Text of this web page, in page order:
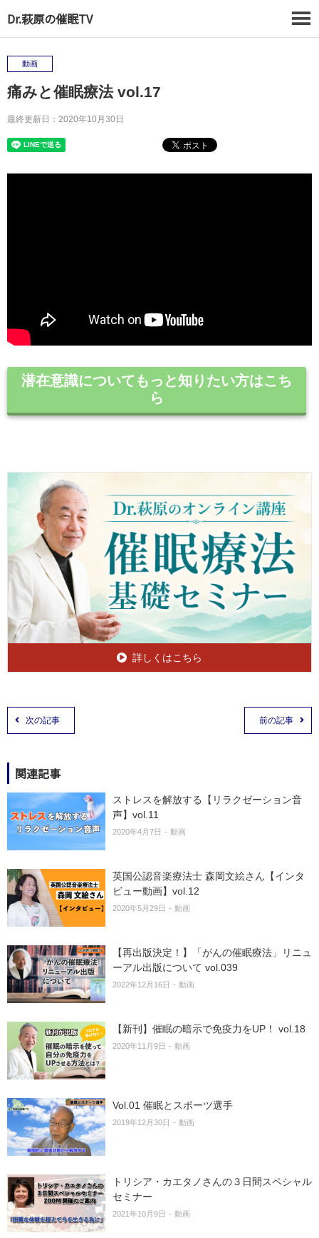
Dr.萩原の催眠TV
動画
痛みと催眠療法 vol.17
最終更新日：2020年10月30日
潜在意識についてもっと知りたい方はこち
ら
詳しくはこちら
前の記事
次の記事
関連記事
ストレスを解放する【リラクゼーション音
声】vol.11
2020年4月7日 動画
英国公認音楽療法士 森岡文絵さん【インタ
ビュー動画】vol.12
2020年5月29日 動画
【再出版決定！】「がんの催眠療法」リニュ
ーアル出版について vol.039
2022年12月16日 動画
【新刊】催眠の暗示で免疫力をUP！ vol.18
2020年11月9日 動画
Vol.01 催眠とスポーツ選手
2019年12月30日 動画
トリシア・カエタノさんの３日間スペシャル
セミナー
2021年10月9日 動画